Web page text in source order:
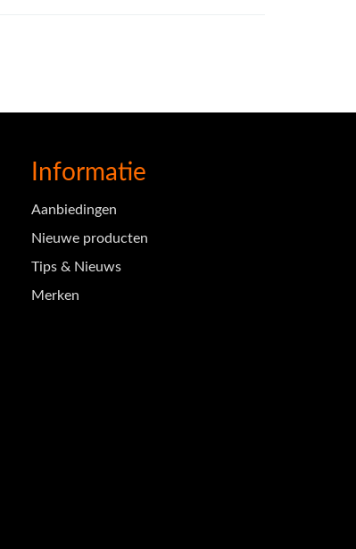
Informatie
Aanbiedingen
Nieuwe producten
Tips & Nieuws
Merken